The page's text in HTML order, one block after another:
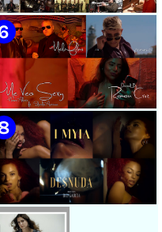
después¨ - Videoclip -
Dirección: Lester Hamlet
🟡 75 Artistas Cubanos
¨Guantanamera¨ - Playing
For Change - Song Around
The World
🟡 Máxima Alerta & Eduardo
Antonio - ¨Me veo sexy¨ -
Videoclip - Dirección:
Ramón Cruz